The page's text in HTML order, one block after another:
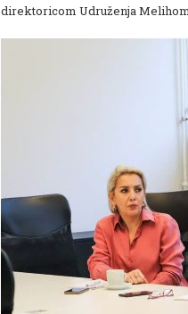
direktoricom Udruženja